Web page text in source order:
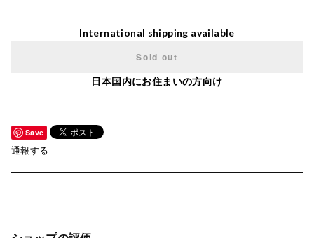
International shipping available
Sold out
日本国内にお住まいの方向け
Save
通報する